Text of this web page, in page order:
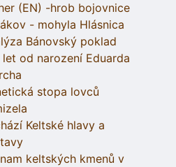
(EN) -hrob bojovnice
- mohyla Hlásnica
Bánovský poklad
let od narození Eduarda
stopa lovců
Keltské hlavy a
keltských kmenů v